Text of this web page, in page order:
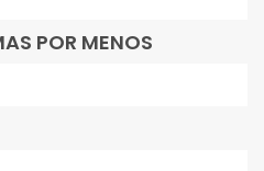
POR MENOS